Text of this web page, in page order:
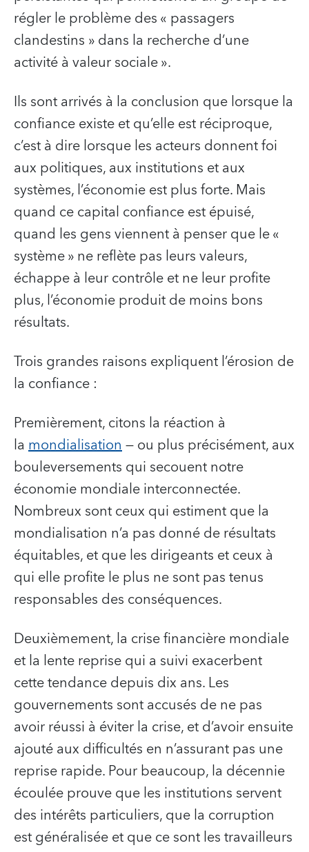
régler le problème des « passagers
clandestins » dans la recherche d’une
activité à valeur sociale ».
Ils sont arrivés à la conclusion que lorsque la
confiance existe et qu’elle est réciproque,
c’est à dire lorsque les acteurs donnent foi
aux politiques, aux institutions et aux
systèmes, l’économie est plus forte. Mais
quand ce capital confiance est épuisé,
quand les gens viennent à penser que le «
système » ne reflète pas leurs valeurs,
échappe à leur contrôle et ne leur profite
plus, l’économie produit de moins bons
résultats.
Trois grandes raisons expliquent l’érosion de
la confiance :
Premièrement, citons la réaction à
la mondialisation— ou plus précisément, aux
bouleversements qui secouent notre
économie mondiale interconnectée.
Nombreux sont ceux qui estiment que la
mondialisation n’a pas donné de résultats
équitables, et que les dirigeants et ceux à
qui elle profite le plus ne sont pas tenus
responsables des conséquences.
Deuxièmement, la crise financière mondiale
et la lente reprise qui a suivi exacerbent
cette tendance depuis dix ans. Les
gouvernements sont accusés de ne pas
avoir réussi à éviter la crise, et d’avoir ensuite
ajouté aux difficultés en n’assurant pas une
reprise rapide. Pour beaucoup, la décennie
écoulée prouve que les institutions servent
des intérêts particuliers, que la corruption
est généralisée et que ce sont les travailleurs